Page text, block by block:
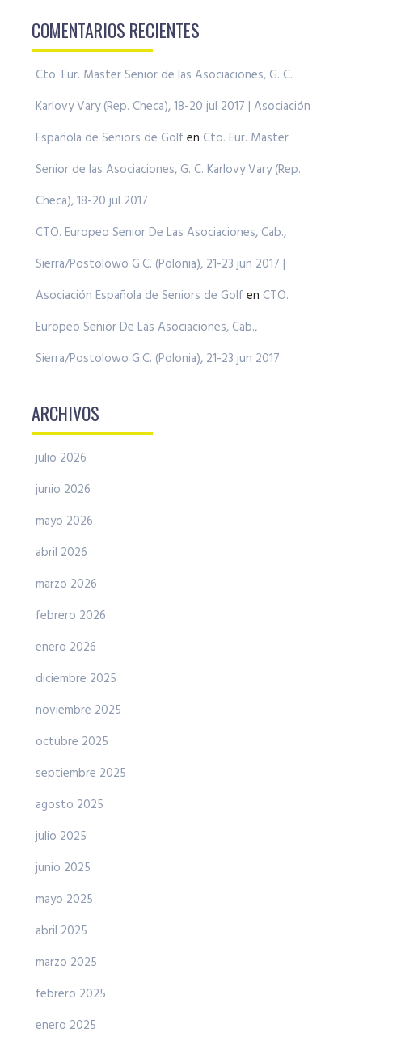
COMENTARIOS RECIENTES
Cto. Eur. Master Senior de las Asociaciones, G. C.
Karlovy Vary (Rep. Checa), 18-20 jul 2017 | Asociación
Española de Seniors de Golf en Cto. Eur. Master
Senior de las Asociaciones, G. C. Karlovy Vary (Rep.
Checa), 18-20 jul 2017
CTO. Europeo Senior De Las Asociaciones, Cab.,
Sierra/Postolowo G.C. (Polonia), 21-23 jun 2017 |
Asociación Española de Seniors de Golf en CTO.
Europeo Senior De Las Asociaciones, Cab.,
Sierra/Postolowo G.C. (Polonia), 21-23 jun 2017
ARCHIVOS
julio 2026
junio 2026
mayo 2026
abril 2026
marzo 2026
febrero 2026
enero 2026
diciembre 2025
noviembre 2025
octubre 2025
septiembre 2025
agosto 2025
julio 2025
junio 2025
mayo 2025
abril 2025
marzo 2025
febrero 2025
enero 2025